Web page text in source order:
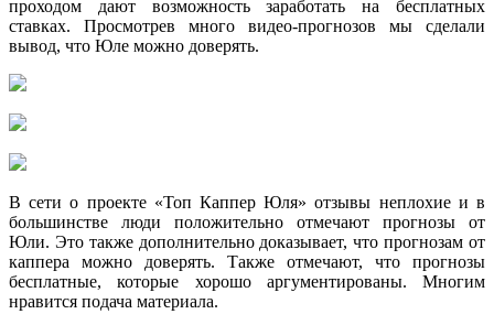
проходом дают возможность заработать на бесплатных
ставках. Просмотрев много видео-прогнозов мы сделали
вывод, что Юле можно доверять.
В сети о проекте «Топ Каппер Юля» отзывы неплохие и в
большинстве люди положительно отмечают прогнозы от
Юли. Это также дополнительно доказывает, что прогнозам от
каппера можно доверять. Также отмечают, что прогнозы
бесплатные, которые хорошо аргументированы. Многим
нравится подача материала.